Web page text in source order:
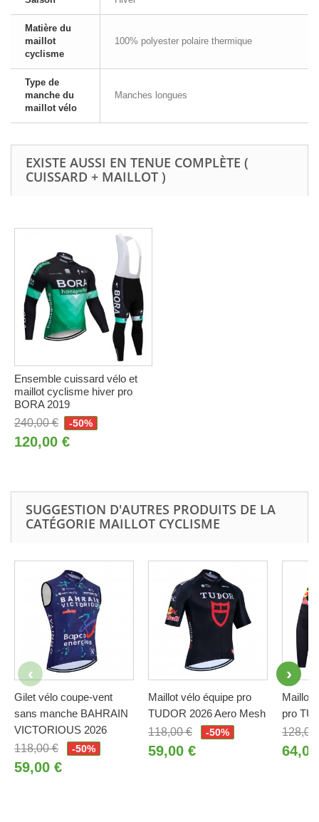
Matière du
maillot
cyclisme
100% polyester polaire thermique
Type de
manche du
maillot vélo
Manches longues
EXISTE AUSSI EN TENUE COMPLÈTE (
CUISSARD + MAILLOT )
Ensemble cuissard vélo et
maillot cyclisme hiver pro
BORA 2019
240,00 €
-50%
120,00 €
SUGGESTION D'AUTRES PRODUITS DE LA
CATÉGORIE MAILLOT CYCLISME
Gilet vélo coupe-vent
sans manche BAHRAIN
VICTORIOUS 2026
118,00 €
-50%
59,00 €
Maillot vélo équipe pro
TUDOR 2026 Aero Mesh
118,00 €
-50%
59,00 €
Maillot
pro
128,00